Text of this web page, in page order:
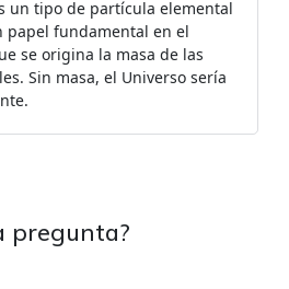
un tipo de partícula elemental
papel fundamental en el
se origina la masa de las
Sin masa, el Universo sería
pregunta?